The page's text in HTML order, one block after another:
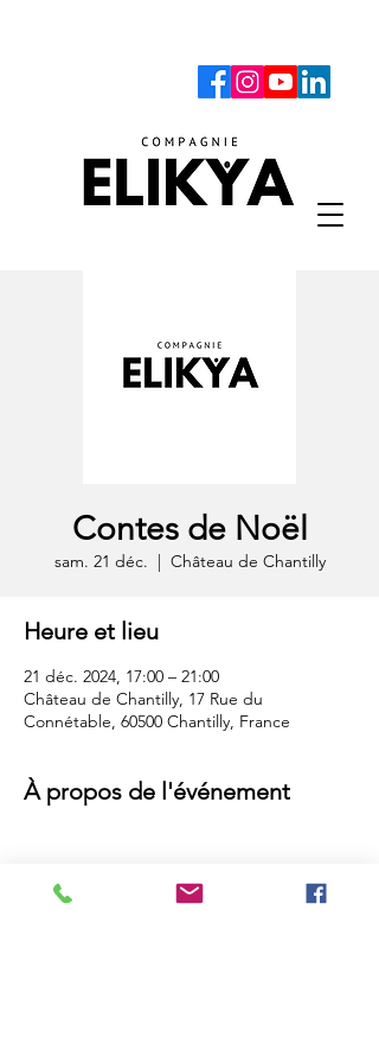
Contes de Noël
sam. 21 déc.
  |
Château de Chantilly
Heure et lieu
21 déc. 2024, 17:00 – 21:00
Château de Chantilly, 17 Rue du
Connétable, 60500 Chantilly, France
À propos de l'événement